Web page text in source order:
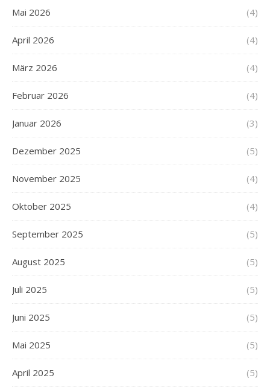
Mai 2026 (4)
April 2026 (4)
März 2026 (4)
Februar 2026 (4)
Januar 2026 (3)
Dezember 2025 (5)
November 2025 (4)
Oktober 2025 (4)
September 2025 (5)
August 2025 (5)
Juli 2025 (5)
Juni 2025 (5)
Mai 2025 (5)
April 2025 (5)